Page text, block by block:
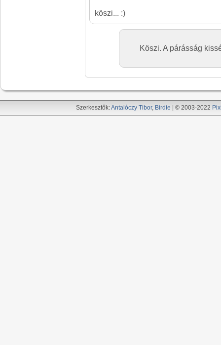
köszi... :)
Köszi. A párásság
Szerkesztők:Antalóczy Tibor, Birdie | © 2003-2022